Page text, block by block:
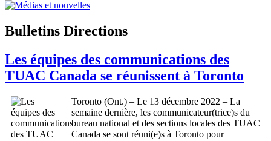
Bulletins Directions
Les équipes des communications des
TUAC Canada se réunissent à Toronto
Toronto (Ont.) – Le 13 décembre 2022 – La
semaine dernière, les communicateur(trice)s du
bureau national et des sections locales des TUAC
Canada se sont réuni(e)s à Toronto pour